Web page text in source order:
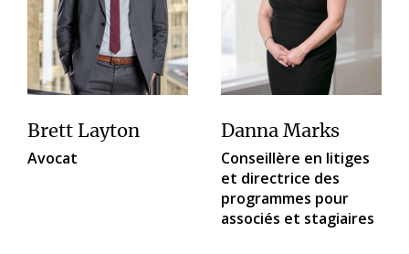
Brett Layton
Avocat
Danna Marks
Conseillère en litiges
et directrice des
programmes pour
associés et stagiaires